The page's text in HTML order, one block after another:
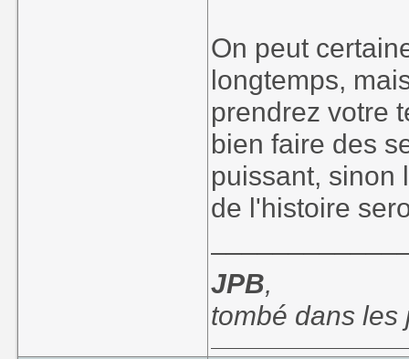
On peut
longtemps,
prendrez votre
bien faire des
puissant, sinon
de l'histoire
JPB,
tombé dans les